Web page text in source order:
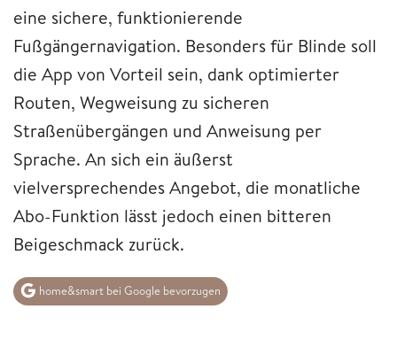
eine sichere, funktionierende
Fußgängernavigation. Besonders für Blinde soll
die App von Vorteil sein, dank optimierter
Routen, Wegweisung zu sicheren
Straßenübergängen und Anweisung per
Sprache. An sich ein äußerst
vielversprechendes Angebot, die monatliche
Abo-Funktion lässt jedoch einen bitteren
Beigeschmack zurück.
home&smart bei Google bevorzugen